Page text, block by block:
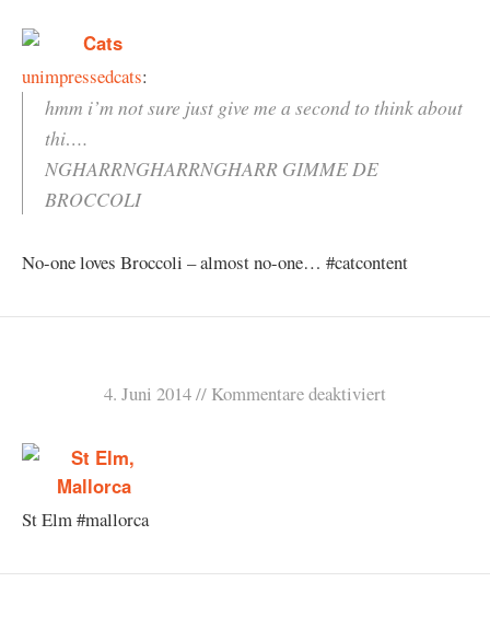
unimpressedcats:
hmm i’m not sure just give me a second to think about
thi….
NGHARRNGHARRNGHARR GIMME DE
BROCCOLI
No-one loves Broccoli – almost no-one… #catcontent
4. Juni 2014 Kommentare deaktiviert
St Elm #mallorca